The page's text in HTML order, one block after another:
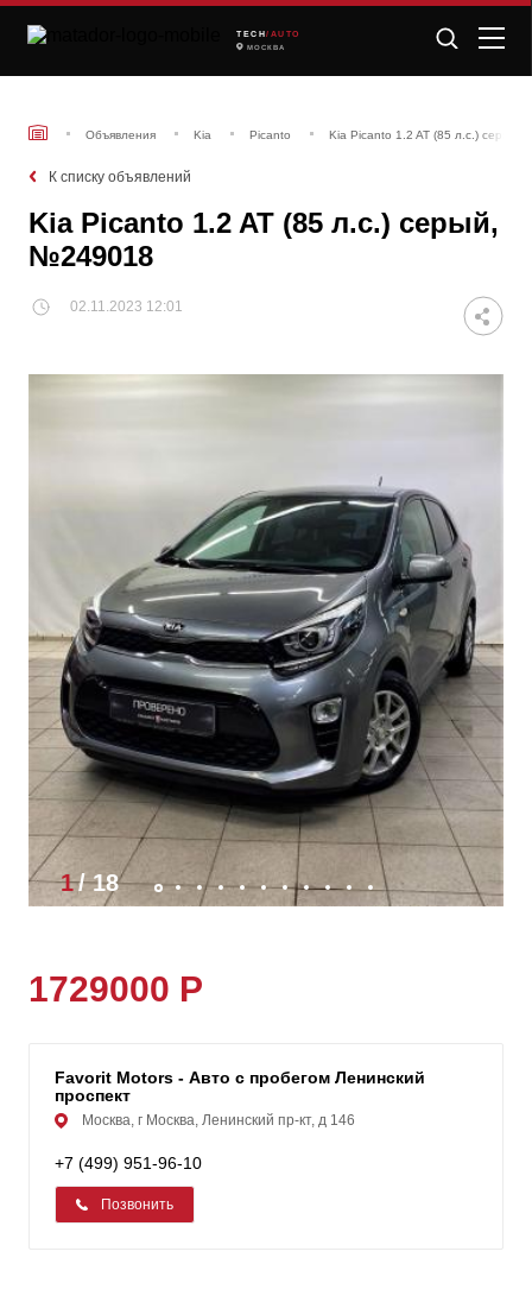
TECH /AUTO
МОСКВА
Объявления Kia Picanto Kia Picanto 1.2 AT (85 л.с.) серый,
К списку объявлений
Kia Picanto 1.2 AT (85 л.с.) серый,
№249018
02.11.2023 12:01
1/18
1729000 Р
Favorit Motors - Авто с пробегом Ленинский
проспект
Москва, г Москва, Ленинский пр-кт, д 146
+7 (499) 951-96-10
Позвонить